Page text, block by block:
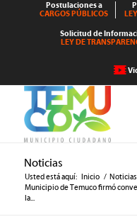
Postulaciones a
CARGOS PÚBLICOS
Solicitud de
LEY DE
Noticias
Usted está aquí: Inicio / Noticias
Municipio de Temuco firmó
la...